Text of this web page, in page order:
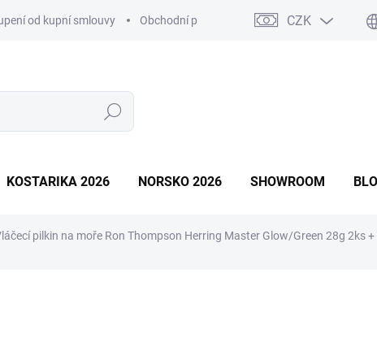
od kupní smlouvy Obchodní podmínky Podmínky ochrany
CZK
Hledat
KOSTARIKA 2026 NORSKO 2026 SHOWROOM
pilkin na moře Ron Thompson Herring Master Glow/Green 28g 2ks